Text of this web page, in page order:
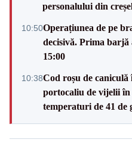
personalului din
10:50Operațiunea de pe
decisivă. Prima
15:00
10:38Cod roșu de caniculă
portocaliu de vijelii
temperaturi de 41 de